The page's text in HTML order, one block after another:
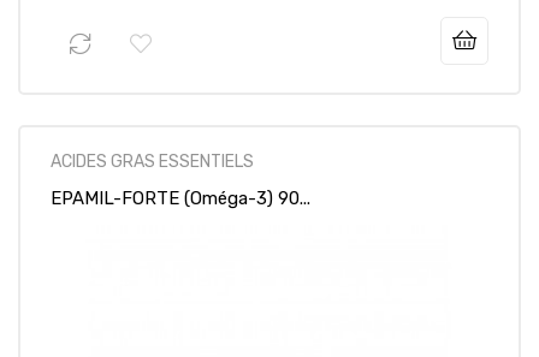
Prix
56,95 €
ACIDES GRAS ESSENTIELS
EPAMIL-FORTE (Oméga-3) 90...